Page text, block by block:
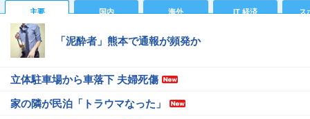
主要 国内 海外 IT 経済 ス
「泥酔者」熊本で通報が頻発か
立体駐車場から車落下 夫婦死傷
家の隣が民泊「トラウマなった」